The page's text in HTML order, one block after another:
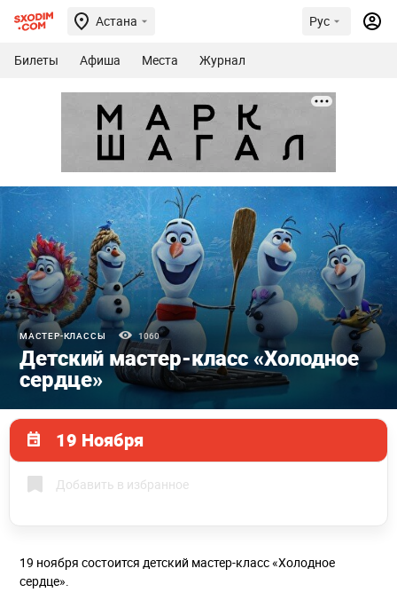
Астана Рус
Билеты Афиша Места Журнал
МАСТЕР-КЛАССЫ 1060
Детский мастер-класс «Холодное
сердце»
19 Ноября
Добавить в избранное
19 ноября состоится детский мастер-класс «Холодное
сердце».